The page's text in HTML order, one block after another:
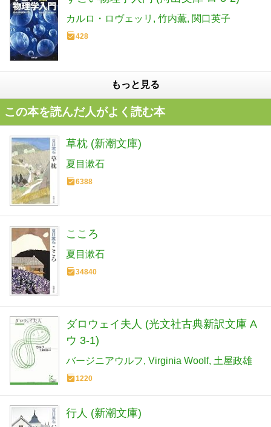
カルロ・ロヴェッリ 竹内薫 関口英子
428
もっと見る
この本を読んだ人がよく読む本
草枕 (新潮文庫)
夏目漱石
6388
こころ
夏目漱石
34840
ダロウェイ夫人 (光文社古典新訳文庫 A
ウ 3-1)
バージニアウルフ Virginia Woolf 土屋政雄
1220
行人 (新潮文庫)